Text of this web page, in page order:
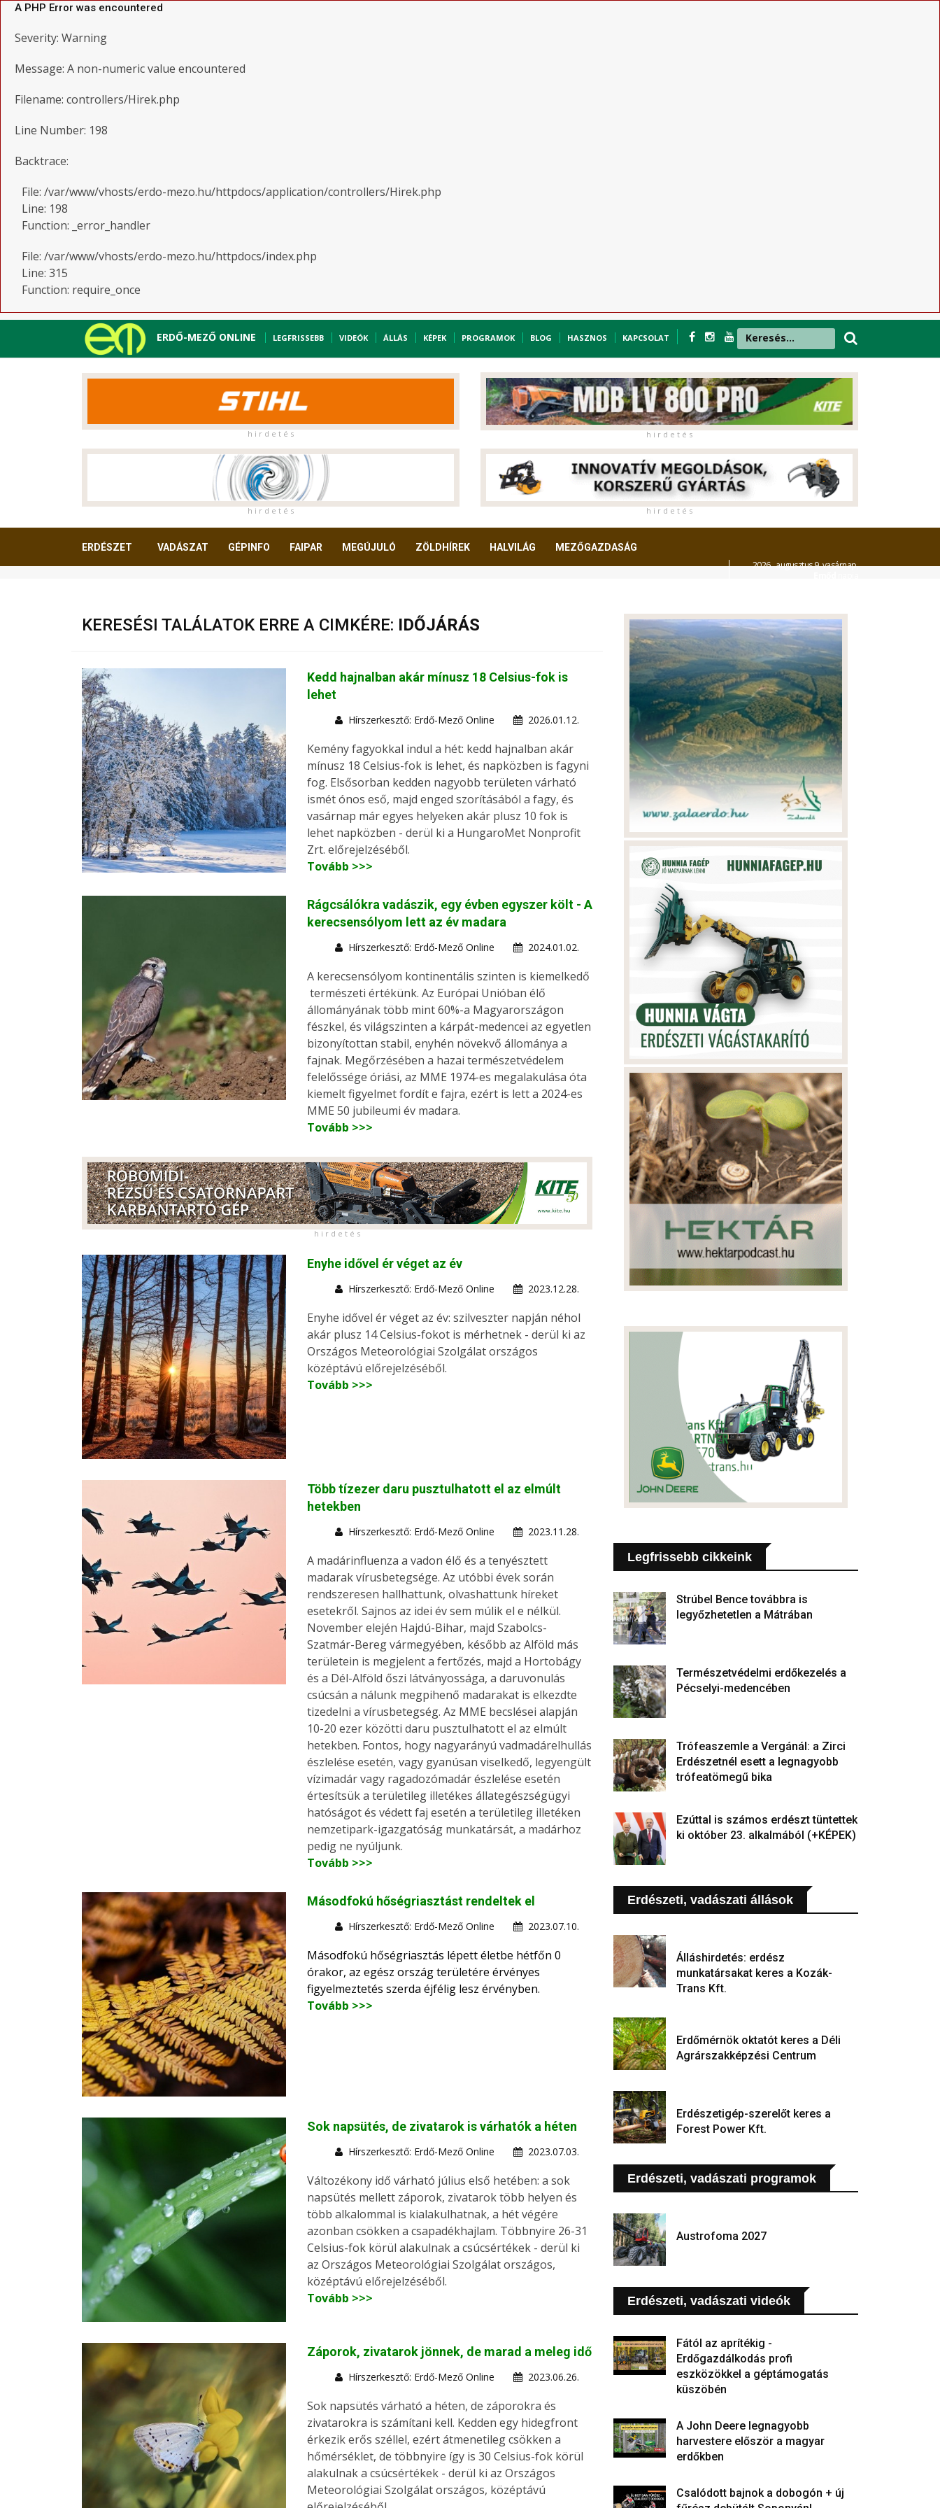
A PHP Error was encountered
Severity: Warning
Message: A non-numeric value encountered
Filename: controllers/Hirek.php
Line Number: 198
Backtrace:
File: /var/www/vhosts/erdo-mezo.hu/httpdocs/application/controllers/Hirek.php
Line: 198
Function: _error_handler
File: /var/www/vhosts/erdo-mezo.hu/httpdocs/index.php
Line: 315
Function: require_once
ERDŐ-MEZŐ ONLINE LEGFRISSEBB VIDEÓK ÁLLÁS KÉPEK PROGRAMOK BLOG HASZNOS KAPCSOLAT
h i r d e t é s h i r d e t é s
h i r d e t é s h i r d e t é s
ERDÉSZET VADÁSZAT GÉPINFO FAIPAR MEGÚJULÓ ZÖLDHÍREK HALVILÁG MEZŐGAZDASÁG
2026. augusztus 9. vasárnap,
KERESÉSI TALÁLATOK ERRE A CIMKÉRE: IDŐJÁRÁS
Kedd hajnalban akár mínusz 18 Celsius-fok is
lehet
Hírszerkesztő: Erdő-Mező Online 2026.01.12.
Kemény fagyokkal indul a hét: kedd hajnalban akár
mínusz 18 Celsius-fok is lehet, és napközben is fagyni
fog. Elsősorban kedden nagyobb területen várható
ismét ónos eső, majd enged szorításából a fagy, és
vasárnap már egyes helyeken akár plusz 10 fok is
lehet napközben - derül ki a HungaroMet Nonprofit
Zrt. előrejelzéséből.
Tovább >>>
Rágcsálókra vadászik, egy évben egyszer költ - A
kerecsensólyom lett az év madara
Hírszerkesztő: Erdő-Mező Online 2024.01.02.
A kerecsensólyom kontinentális szinten is kiemelkedő
természeti értékünk. Az Európai Unióban élő
állományának több mint 60%-a Magyarországon
fészkel, és világszinten a kárpát-medencei az egyetlen
bizonyítottan stabil, enyhén növekvő állománya a
fajnak. Megőrzésében a hazai természetvédelem
felelőssége óriási, az MME 1974-es megalakulása óta
kiemelt figyelmet fordít e fajra, ezért is lett a 2024-es
MME 50 jubileumi év madara.
Tovább >>>
h i r d e t é s
Enyhe idővel ér véget az év
Hírszerkesztő: Erdő-Mező Online 2023.12.28.
Enyhe idővel ér véget az év: szilveszter napján néhol
akár plusz 14 Celsius-fokot is mérhetnek - derül ki az
Országos Meteorológiai Szolgálat országos
középtávú előrejelzéséből.
Tovább >>>
Több tízezer daru pusztulhatott el az elmúlt
hetekben
Hírszerkesztő: Erdő-Mező Online 2023.11.28.
A madárinfluenza a vadon élő és a tenyésztett
madarak vírusbetegsége. Az utóbbi évek során
rendszeresen hallhattunk, olvashattunk híreket
esetekről. Sajnos az idei év sem múlik el e nélkül.
November elején Hajdú-Bihar, majd Szabolcs-
Szatmár-Bereg vármegyében, később az Alföld más
területein is megjelent a fertőzés, majd a Hortobágy
és a Dél-Alföld őszi látványossága, a daruvonulás
csúcsán a nálunk megpihenő madarakat is elkezdte
tizedelni a vírusbetegség. Az MME becslései alapján
10-20 ezer közötti daru pusztulhatott el az elmúlt
hetekben. Fontos, hogy nagyarányú vadmadárelhullás
észlelése esetén, vagy gyanúsan viselkedő, legyengült
vízimadár vagy ragadozómadár észlelése esetén
értesítsük a területileg illetékes állategészségügyi
hatóságot és védett faj esetén a területileg illetéken
nemzetipark-igazgatóság munkatársát, a madárhoz
pedig ne nyúljunk.
Tovább >>>
Másodfokú hőségriasztást rendeltek el
Hírszerkesztő: Erdő-Mező Online 2023.07.10.
Másodfokú hőségriasztás lépett életbe hétfőn 0
órakor, az egész ország területére érvényes
figyelmeztetés szerda éjfélig lesz érvényben.
Tovább >>>
Sok napsütés, de zivatarok is várhatók a héten
Hírszerkesztő: Erdő-Mező Online 2023.07.03.
Változékony idő várható július első hetében: a sok
napsütés mellett záporok, zivatarok több helyen és
több alkalommal is kialakulhatnak, a hét végére
azonban csökken a csapadékhajlam. Többnyire 26-31
Celsius-fok körül alakulnak a csúcsértékek - derül ki
az Országos Meteorológiai Szolgálat országos,
középtávú előrejelzéséből.
Tovább >>>
Záporok, zivatarok jönnek, de marad a meleg idő
Hírszerkesztő: Erdő-Mező Online 2023.06.26.
Sok napsütés várható a héten, de záporokra és
zivatarokra is számítani kell. Kedden egy hidegfront
érkezik erős széllel, ezért átmenetileg csökken a
hőmérséklet, de többnyire így is 30 Celsius-fok körül
alakulnak a csúcsértékek - derül ki az Országos
Meteorológiai Szolgálat országos, középtávú
Legfrissebb cikkeink
Strúbel Bence továbbra is
legyőzhetetlen a Mátrában
Természetvédelmi erdőkezelés a
Pécselyi-medencében
Trófeaszemle a Vergánál: a Zirci
Erdészetnél esett a legnagyobb
trófeatömegű bika
Ezúttal is számos erdészt tüntettek
ki október 23. alkalmából (+KÉPEK)
Erdészeti, vadászati állások
Álláshirdetés: erdész
munkatársakat keres a Kozák-
Trans Kft.
Erdőmérnök oktatót keres a Déli
Agrárszakképzési Centrum
Erdészetigép-szerelőt keres a
Forest Power Kft.
Erdészeti, vadászati programok
Austrofoma 2027
Erdészeti, vadászati videók
Fától az aprítékig -
Erdőgazdálkodás profi
eszközökkel a géptámogatás
küszöbén
A John Deere legnagyobb
harvestere először a magyar
erdőkben
Csalódott bajnok a dobogón + új